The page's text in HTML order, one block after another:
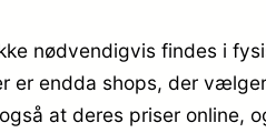
nødvendigvis findes i
er endda shops, der
at deres priser online,